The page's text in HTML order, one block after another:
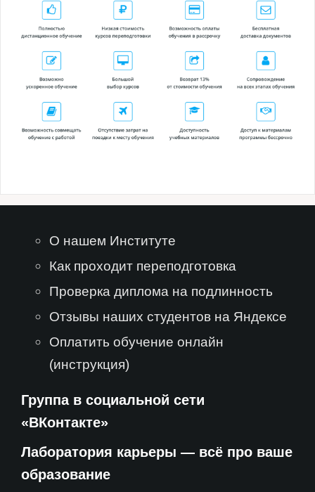
О нашем Институте
Как проходит переподготовка
Проверка диплома на подлинность
Отзывы наших студентов на Яндексе
Оплатить обучение онлайн
(инструкция)
Группа в социальной сети
«ВКонтакте»
Лаборатория карьеры — всё про ваше
образование